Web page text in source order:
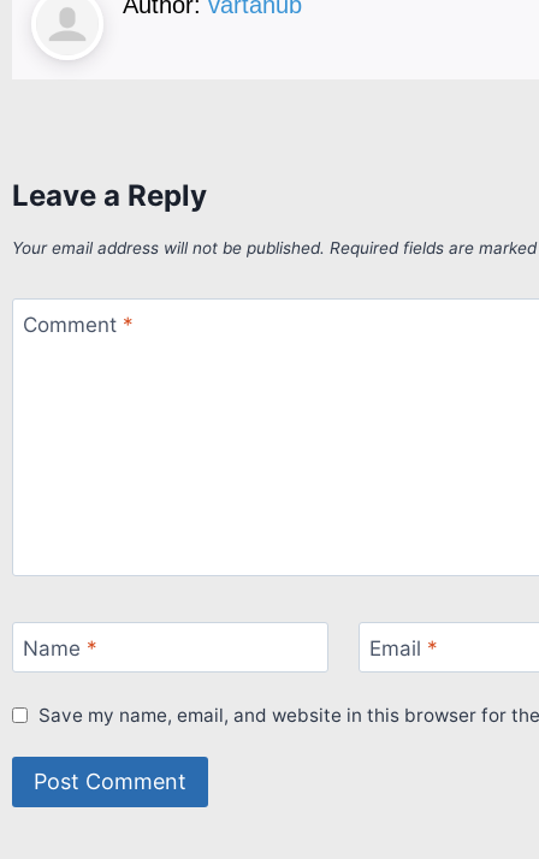
Leave a Reply
Your email address will not be published. Required fields are marked
Comment *
Name * Email *
Save my name, email, and website in this browser for